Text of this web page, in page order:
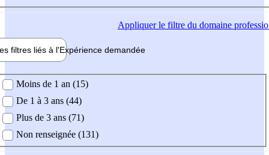
Appliquerle filtre du domaine
filtres liés à l'Expérience demandée
demandée
Moins de 1 an (15)
De 1 à 3 ans (44)
Plus de 3 ans (71)
Non renseignée (131)